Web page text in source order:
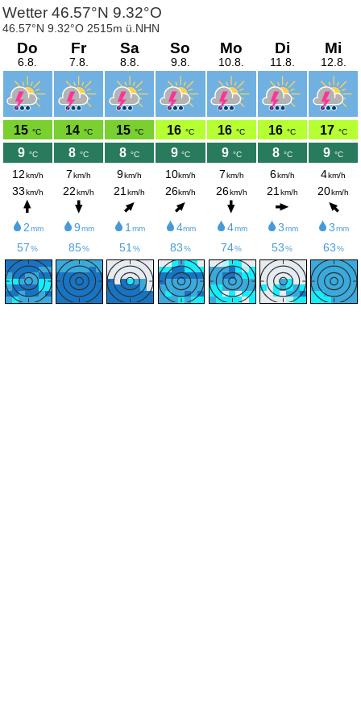
Wetter 46.57°N 9.32°O
46.57°N 9.32°O 2515m ü.NHN
Do
6.8.
15 °C
9 °C
12km/h
33km/h
2mm
57 %
Fr
7.8.
14 °C
8 °C
7km/h
22km/h
9mm
85%
Sa
8.8.
15 °C
8 °C
9km/h
21 km/h
1 mm
51%
So
9.8.
16 °C
9 °C
10km/h
26km/h
4mm
83%
Mo
10.8.
16 °C
9 °C
7km/h
26km/h
4mm
74%
Di
11.8.
16 °C
8 °C
6km/h
21 km/h
3mm
53 %
Mi
12.8.
17 °C
9 °C
4km/h
20km/h
3mm
63%